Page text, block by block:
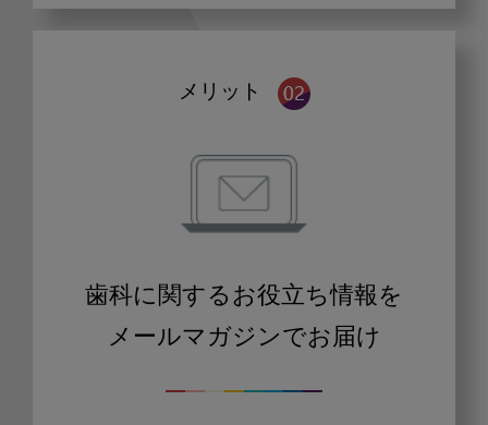
メリット
歯科に関するお役立ち情報を
メールマガジンでお届け